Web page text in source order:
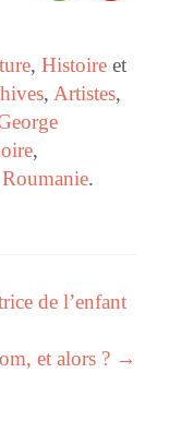
, Histoire et
, Artistes,
,
Roumanie.
de l’enfant
et alors ? →